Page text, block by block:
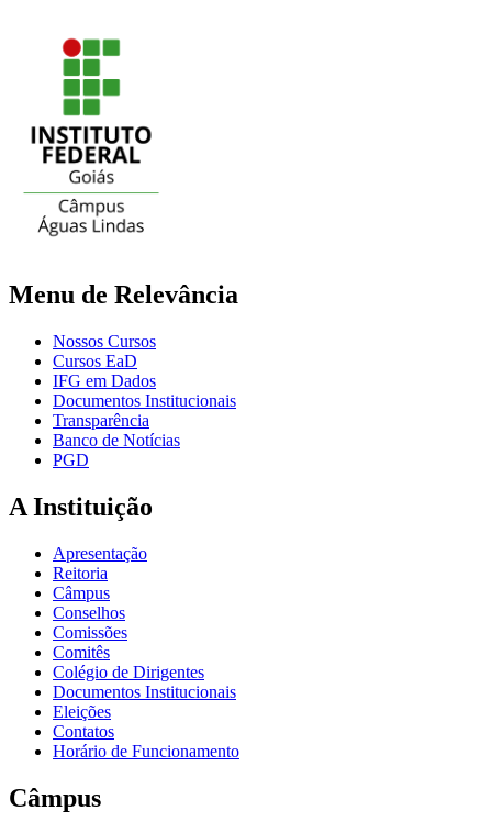
Menu de Relevância
Nossos Cursos
Cursos EaD
IFG em Dados
Documentos Institucionais
Transparência
Banco de Notícias
PGD
A Instituição
Apresentação
Reitoria
Câmpus
Conselhos
Comissões
Comitês
Colégio de Dirigentes
Documentos Institucionais
Eleições
Contatos
Horário de Funcionamento
Câmpus